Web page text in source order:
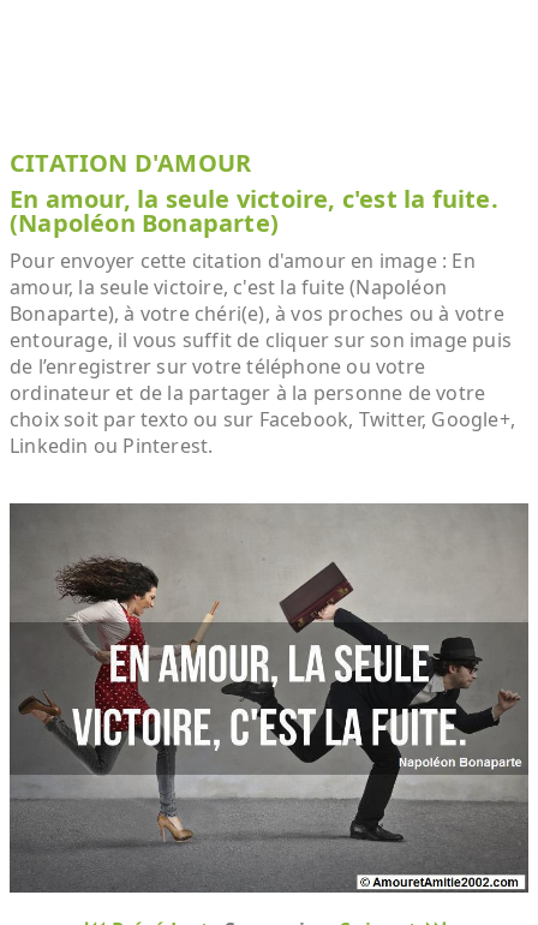
CITATION D'AMOUR
En amour, la seule victoire, c'est la fuite.
(Napoléon Bonaparte)
Pour envoyer cette citation d'amour en image : En
amour, la seule victoire, c'est la fuite (Napoléon
Bonaparte), à votre chéri(e), à vos proches ou à votre
entourage, il vous suffit de cliquer sur son image puis
de l’enregistrer sur votre téléphone ou votre
ordinateur et de la partager à la personne de votre
choix soit par texto ou sur Facebook, Twitter, Google+,
Linkedin ou Pinterest.